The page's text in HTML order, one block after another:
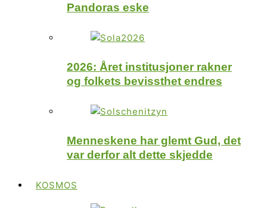
Pandoras eske
2026: Året institusjoner rakner
og folkets bevissthet endres
Menneskene har glemt Gud, det
var derfor alt dette skjedde
KOSMOS